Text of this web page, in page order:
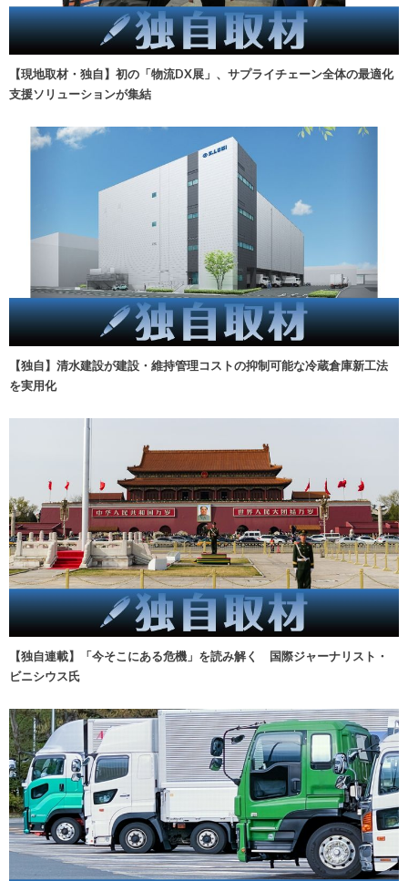
【現地取材・独自】初の「物流DX展」、サプライチェーン全体の最適化
支援ソリューションが集結
【独自】清水建設が建設・維持管理コストの抑制可能な冷蔵倉庫新工法
を実用化
【独自連載】「今そこにある危機」を読み解く 国際ジャーナリスト・
ビニシウス氏